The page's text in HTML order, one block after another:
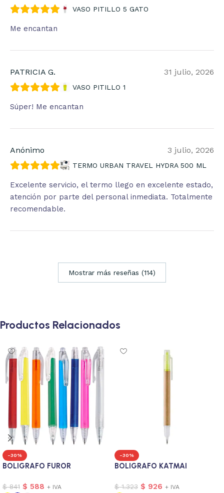
VASO PITILLO 5 GATO
Me encantan
PATRICIA G. 31 julio, 2026
VASO PITILLO 1
Súper! Me encantan
Anónimo 3 julio, 2026
TERMO URBAN TRAVEL HYDRA 500 ML
Excelente servicio, el termo llego en excelente estado,
atención por parte del personal inmediata. Totalmente
recomendable.
Mostrar más reseñas (114)
Productos Relacionados
-30%
BOLIGRAFO FUROR
$841 $ 588 + IVA
-30%
BOLIGRAFO KATMAI
$1.323 $ 926 + IVA